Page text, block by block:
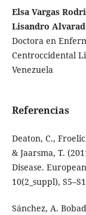
Elsa Vargas
Lisandro
Doctora en
Centroccidental
Venezuela
Referencias
Deaton, C.,
& Jaarsma, T.
Disease.
10(2_suppl),
Sánchez, A.